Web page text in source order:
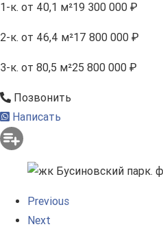
1-к. от 40,1 м²19 300 000 ₽
2-к. от 46,4 м²17 800 000 ₽
3-к. от 80,5 м²25 800 000 ₽
Позвонить
Написать
Previous
Next